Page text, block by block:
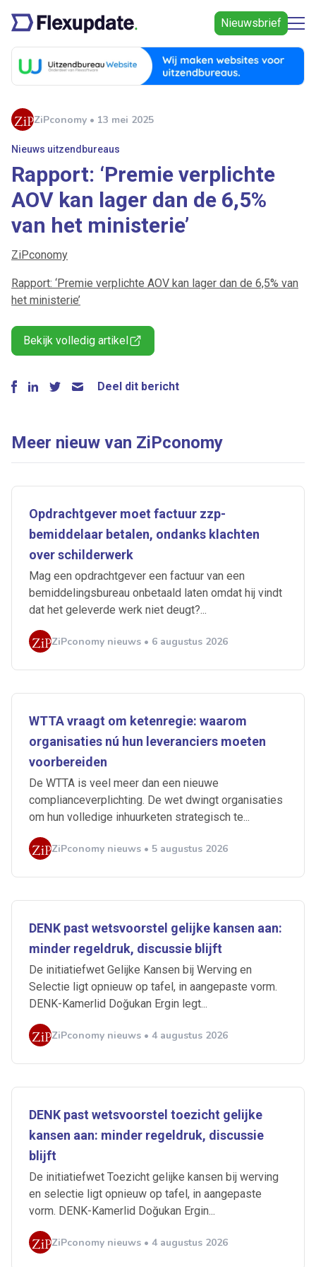
Nieuwsbrief
ZiPconomy • 13 mei 2025
Nieuws uitzendbureaus
Rapport: ‘Premie verplichte
AOV kan lager dan de 6,5%
van het ministerie’
ZiPconomy
Rapport: ‘Premie verplichte AOV kan lager dan de 6,5% van
het ministerie’
Bekijk volledig artikel
Deel dit bericht
Meer nieuw van ZiPconomy
Opdrachtgever moet factuur zzp-
bemiddelaar betalen, ondanks klachten
over schilderwerk
Mag een opdrachtgever een factuur van een
bemiddelingsbureau onbetaald laten omdat hij vindt
dat het geleverde werk niet deugt?...
ZiPconomy nieuws • 6 augustus 2026
WTTA vraagt om ketenregie: waarom
organisaties nú hun leveranciers moeten
voorbereiden
De WTTA is veel meer dan een nieuwe
complianceverplichting. De wet dwingt organisaties
om hun volledige inhuurketen strategisch te...
ZiPconomy nieuws • 5 augustus 2026
DENK past wetsvoorstel gelijke kansen aan:
minder regeldruk, discussie blijft
De initiatiefwet Gelijke Kansen bij Werving en
Selectie ligt opnieuw op tafel, in aangepaste vorm.
DENK-Kamerlid Doğukan Ergin legt...
ZiPconomy nieuws • 4 augustus 2026
DENK past wetsvoorstel toezicht gelijke
kansen aan: minder regeldruk, discussie
blijft
De initiatiefwet Toezicht gelijke kansen bij werving
en selectie ligt opnieuw op tafel, in aangepaste
vorm. DENK-Kamerlid Doğukan Ergin...
ZiPconomy nieuws • 4 augustus 2026